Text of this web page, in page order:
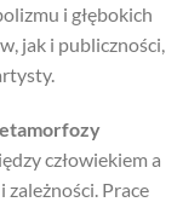
i głębokich
jak i publiczności,
człowiekiem a
zależności. Prace